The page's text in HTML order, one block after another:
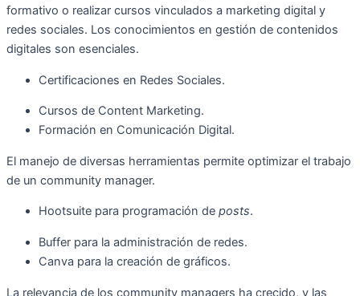
formativo o realizar cursos vinculados a marketing digital y
redes sociales. Los conocimientos en gestión de contenidos
digitales son esenciales.
Certificaciones en Redes Sociales.
Cursos de Content Marketing.
Formación en Comunicación Digital.
El manejo de diversas herramientas permite optimizar el trabajo
de un community manager.
Hootsuite para programación de posts.
Buffer para la administración de redes.
Canva para la creación de gráficos.
La relevancia de los community managers ha crecido, y las